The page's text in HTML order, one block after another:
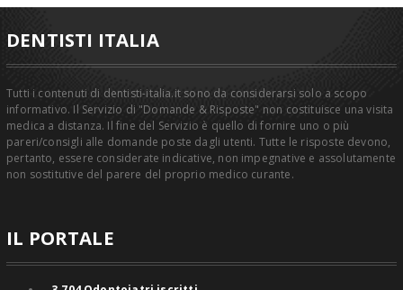
DENTISTI ITALIA
Tutti i contenuti di dentisti-italia.it sono da considerarsi solo a scopo
informativo. Il Servizio di "Domande & Risposte" non costituisce una visita
medica a distanza. Il fine del Servizio è quello di fornire uno o più
pareri/consigli alle domande poste dagli utenti. Tutte le risposte devono,
pertanto, essere considerate indicative, non impegnative e assolutamente
non sostitutive del parere del proprio medico curante.
IL PORTALE